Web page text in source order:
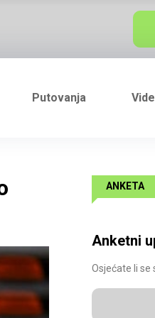
Putovanja
ANKETA
Anketni
Osjećate li se